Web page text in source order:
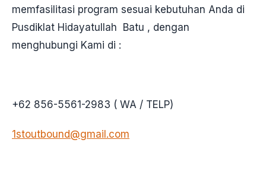
memfasilitasi program sesuai kebutuhan Anda di
Pusdiklat Hidayatullah Batu , dengan
menghubungi Kami di :
+62 856-5561-2983 ( WA / TELP)
1stoutbound@gmail.com